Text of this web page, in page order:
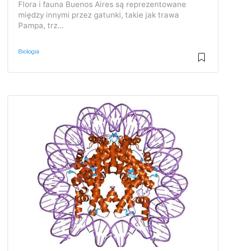
Flora i fauna Buenos Aires są reprezentowane
między innymi przez gatunki, takie jak trawa
Pampa, trz...
Biologia